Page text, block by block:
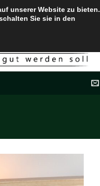
unserer Website zu bieten.
Sie sie in den